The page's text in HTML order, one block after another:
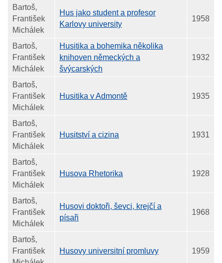
Bartoš,
František
Michálek
Hus jako student a profesor
Karlovy university
1958
Bartoš,
František
Michálek
Husitika a bohemika několika
knihoven německých a
švýcarských
1932
Bartoš,
František
Michálek
Husitika v Admontě 1935
Bartoš,
František
Michálek
Husitství a cizina 1931
Bartoš,
František
Michálek
Husova Rhetorika 1928
Bartoš,
František
Michálek
Husovi doktoři, ševci, krejčí a
písaři
1968
Bartoš,
František
Husovy universitní promluvy 1959